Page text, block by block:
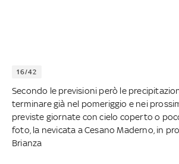
16/42
Secondo le previsioni però le
terminare già nel pomeriggio e nei
previste giornate con cielo coperto o
foto, la nevicata a Cesano Maderno, in
Brianza